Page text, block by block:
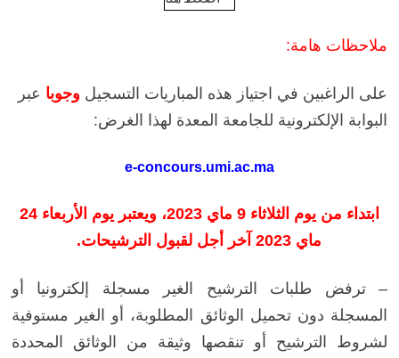
ملاحظات هامة:
على الراغبين في اجتياز هذه المباريات التسجيل وجوبا عبر
البوابة الإلكترونية للجامعة المعدة لهذا الغرض:
e-concours.umi.ac.ma
ابتداء من يوم الثلاثاء 9 ماي 2023، ويعتبر يوم الأربعاء 24
ماي 2023 آخر أجل لقبول الترشيحات.
– ترفض طلبات الترشيح الغير مسجلة إلكترونيا أو
المسجلة دون تحميل الوثائق المطلوبة، أو الغير مستوفية
لشروط الترشيح أو تنقصها وثيقة من الوثائق المحددة